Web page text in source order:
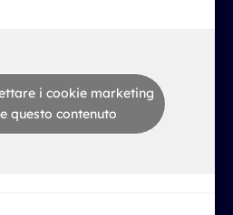
i cookie marketing
questo contenuto